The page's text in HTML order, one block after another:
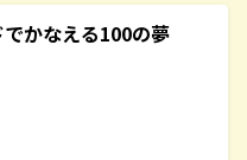
かなえる100の夢